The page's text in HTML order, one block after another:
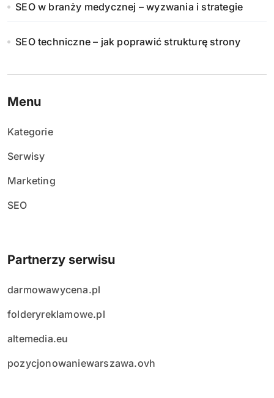
SEO w branży medycznej – wyzwania i strategie
SEO techniczne – jak poprawić strukturę strony
Menu
Kategorie
Serwisy
Marketing
SEO
Partnerzy serwisu
darmowawycena.pl
folderyreklamowe.pl
altemedia.eu
pozycjonowaniewarszawa.ovh